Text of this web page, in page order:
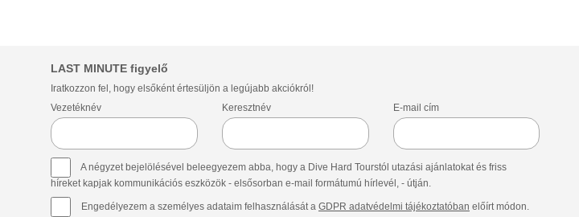
LAST MINUTE figyelő
Iratkozzon fel, hogy elsőként értesüljön a legújabb akciókról!
Vezetéknév
Keresztnév E-mail cím
A négyzet bejelölésével beleegyezem abba, hogy a Dive Hard Tourstól utazási ajánlatokat és friss
híreket kapjak kommunikációs eszközök - elsősorban e-mail formátumú hírlevél, - útján.
Engedélyezem a személyes adataim felhasználását a GDPR adatvédelmi tájékoztatóban előírt módon.